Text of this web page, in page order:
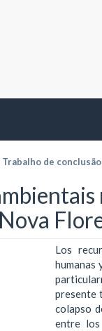
Trabalho de
Los
humanas
presente
colapso
entre